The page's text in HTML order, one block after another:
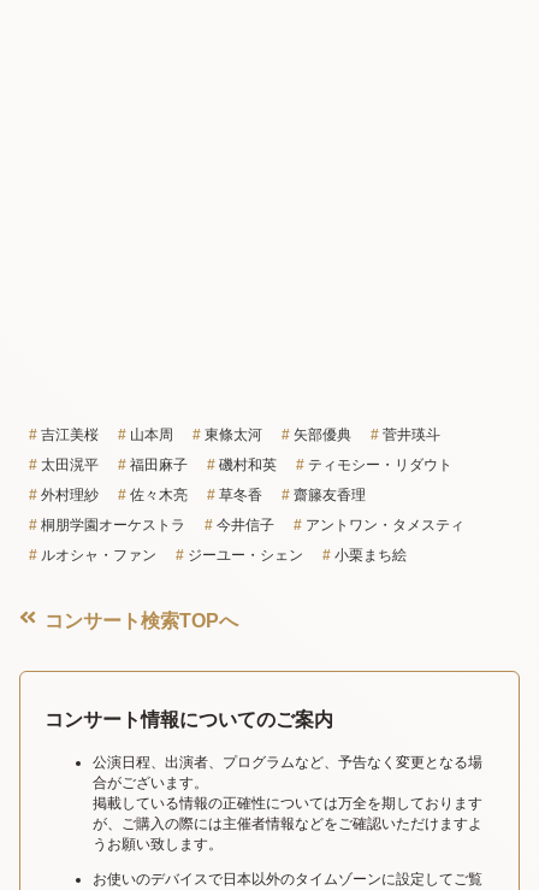
吉江美桜 山本周 東條太河 矢部優典
菅井瑛斗
太田滉平
福田麻子 磯村和英
ティモシー・リダウト
外村理紗
佐々木亮 草冬香
齋籐友香理
桐朋学園オーケストラ
今井信子
アントワン・タメスティ
ルオシャ・ファン
ジーユー・シェン 小栗まち絵
コンサート検索TOPへ
コンサート情報についてのご案内
公演日程、出演者、プログラムなど、予告なく変更となる場
合がございます。
掲載している情報の正確性については万全を期しております
が、ご購入の際には主催者情報などをご確認いただけますよ
うお願い致します。
お使いのデバイスで日本以外のタイムゾーンに設定してご覧